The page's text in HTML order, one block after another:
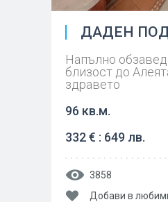
ДАДЕН
Напълно
близост до
здравето
96 кв.м.
332 € : 649 лв.
3858
Добави в